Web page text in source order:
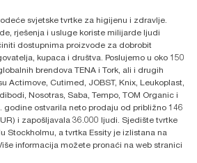
svjetske tvrtke za higijenu i zdravlje.
rješenja i usluge koriste milijarde ljudi
dostupnima proizvode za dobrobit
kupaca i društva. Poslujemo u oko 150
brendova TENA i Tork, ali i drugih
Actimove, Cutimed, JOBST, Knix, Leukoplast,
Nosotras, Saba, Tempo, TOM Organic i
godine ostvarila neto prodaju od približno 146
i zapošljavala 36.000 ljudi. Sjedište tvrtke
Stockholmu, a tvrtka Essity je izlistana na
informacija možete pronaći na web stranici